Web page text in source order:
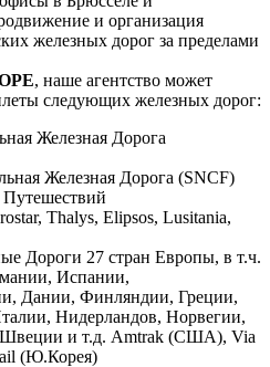
и организация
железных дорог за пределами
, наше агентство может
следующих железных дорог:
Железная Дорога
Железная Дорога (SNCF)
Thalys, Elipsos, Lusitania,
Дороги 27 стран Европы, в т.ч.
Испании,
Дании, Финляндии, Греции,
Нидерландов, Норвегии,
и т.д. Amtrak (США), Via
(Ю.Корея)